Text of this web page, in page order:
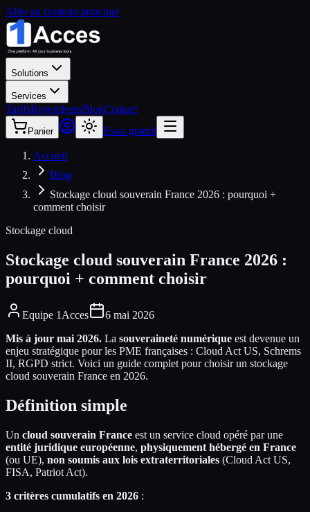
Aller au contenu principal
Solutions
Services
TarifsRevendeursBlogContact
Panier Essai gratuit
Accueil
Blog
Stockage cloud souverain France 2026 : pourquoi +
comment choisir
Stockage cloud
Stockage cloud souverain France 2026 :
pourquoi + comment choisir
Equipe 1Acces
6 mai 2026
Mis à jour mai 2026. La souveraineté numérique est devenue un
enjeu stratégique pour les PME françaises : Cloud Act US, Schrems
II, RGPD strict. Voici un guide complet pour choisir un stockage
cloud souverain France en 2026.
Définition simple
Un cloud souverain France est un service cloud opéré par une
entité juridique européenne, physiquement hébergé en France
(ou UE), non soumis aux lois extraterritoriales (Cloud Act US,
FISA, Patriot Act).
3 critères cumulatifs en 2026 :